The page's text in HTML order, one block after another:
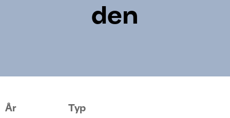
den
År Typ
Pagination